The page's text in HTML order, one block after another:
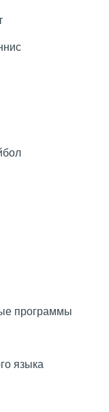
программы
языка